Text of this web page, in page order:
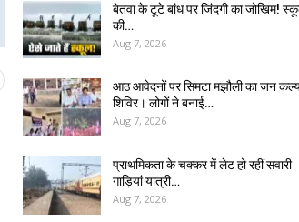
बेतवा के टूटे बांध पर जिंदगी का जोखिम!
की…
Aug 7, 2026
आठ आवेदनों पर सिमटा मझौली का जन
शिविर। लोगों ने बनाई…
Aug 7, 2026
प्राथमिकता के चक्कर में लेट हो रहीं सवारी
गाड़ियां यात्री…
Aug 7, 2026